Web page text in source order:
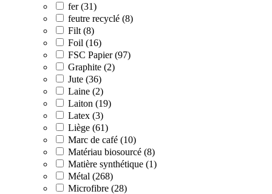
fer (31)
feutre recyclé (8)
Filt (8)
Foil (16)
FSC Papier (97)
Graphite (2)
Jute (36)
Laine (2)
Laiton (19)
Latex (3)
Liège (61)
Marc de café (10)
Matériau biosourcé (8)
Matière synthétique (1)
Métal (268)
Microfibre (28)